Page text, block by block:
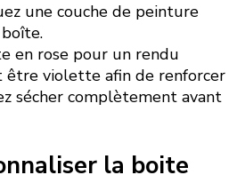
une couche de peinture
en rose pour un rendu
être violette afin de renforcer
sécher complètement avant
la boite